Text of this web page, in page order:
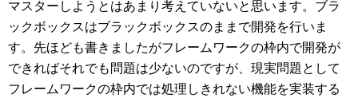
マスターしようとはあまり考えていないと思います。ブラ
ックボックスはブラックボックスのままで開発を行いま
す。先ほども書きましたがフレームワークの枠内で開発が
できればそれでも問題は少ないのですが、現実問題として
フレームワークの枠内では処理しきれない機能を実装する